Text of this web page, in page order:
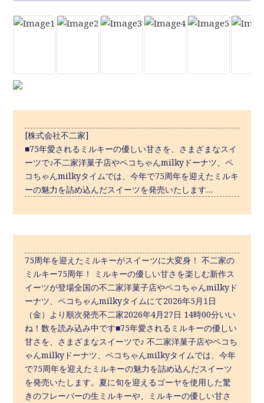
[株式会社不二家]
■75年愛されるミルキーの優しい甘さを、さまざまなスイ
ーツで♪不二家洋菓子店やペコちゃんmilkyドーナツ、ペ
コちゃんmilkyタイムでは、今年で75周年を迎えたミルキ
ーの魅力を詰め込んだスイーツを発売いたします…
75周年を迎えたミルキーがスイーツに大変身！ 不二家の
ミルキー75周年！ ミルキーの優しい甘さを楽しむ新作ス
イーツが登場全国の不二家洋菓子店やペコちゃんmilkyド
ーナツ、ペコちゃんmilkyタイムにて2026年5月1日
（金）より順次発売不二家2026年4月27日 14時00分いい
ね！数を読み込み中です■75年愛されるミルキーの優しい
甘さを、さまざまなスイーツで♪ 不二家洋菓子店やペコち
ゃんmilkyドーナツ、ペコちゃんmilkyタイムでは、今年
で75周年を迎えたミルキーの魅力を詰め込んだスイーツ
を発売いたします。夏に旬を迎えるゴーヤを使用した驚
きのフレーバーの生ミルキーや、ミルキーの優しい甘さ